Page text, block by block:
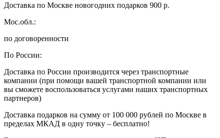
Доставка по Москве новогодних подарков 900 р.
Мос.обл.:
по договоренности
По России:
Доставка по России производится через транспортные
компании (при помощи вашей транспортной компании или
вы сможете воспользоваться услугами наших транспортных
партнеров)
Доставка подарков на сумму от 100 000 рублей по Москве в
пределах МКАД в одну точку – бесплатно!